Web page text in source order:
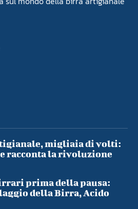
migliaia di volti:
racconta la rivoluzione
prima della pausa:
della Birra, Acido